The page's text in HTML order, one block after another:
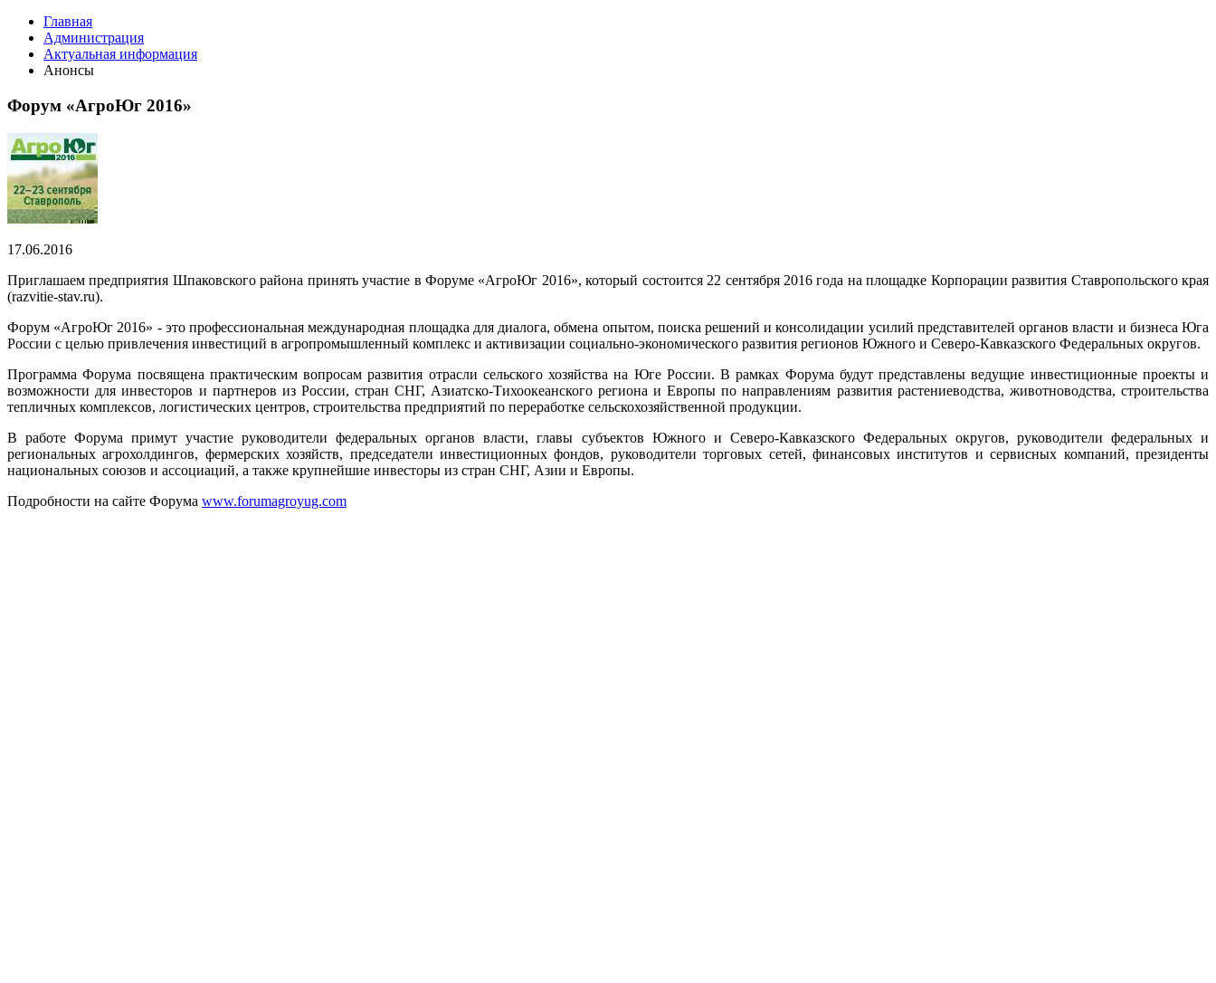
Главная
Администрация
Актуальная информация
Анонсы
Форум «АгроЮг 2016»
17.06.2016
Приглашаем предприятия Шпаковского района принять участие в Форуме «АгроЮг 2016», который состоится 22 сентября 2016 года на площадке Корпорации развития Ставропольского края
(razvitie-stav.ru).
Форум «АгроЮг 2016» - это профессиональная международная площадка для диалога, обмена опытом, поиска решений и консолидации усилий представителей органов власти и бизнеса Юга
России с целью привлечения инвестиций в агропромышленный комплекс и активизации социально-экономического развития регионов Южного и Северо-Кавказского Федеральных округов.
Программа Форума посвящена практическим вопросам развития отрасли сельского хозяйства на Юге России. В рамках Форума будут представлены ведущие инвестиционные проекты и
возможности для инвесторов и партнеров из России, стран СНГ, Азиатско-Тихоокеанского региона и Европы по направлениям развития растениеводства, животноводства, строительства
тепличных комплексов, логистических центров, строительства предприятий по переработке сельскохозяйственной продукции.
В работе Форума примут участие руководители федеральных органов власти, главы субъектов Южного и Северо-Кавказского Федеральных округов, руководители федеральных и
региональных агрохолдингов, фермерских хозяйств, председатели инвестиционных фондов, руководители торговых сетей, финансовых институтов и сервисных компаний, президенты
национальных союзов и ассоциаций, а также крупнейшие инвесторы из стран СНГ, Азии и Европы.
Подробности на сайте Форума www.forumagroyug.com